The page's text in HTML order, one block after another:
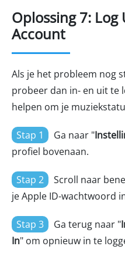
Oplossing 7:
Account
Als je het probleem nog
probeer dan in- en uit te
helpen om je
Stap 1 Ga naar "
profiel bovenaan.
Stap 2 Scroll naar
je Apple ID-wachtwoord
Stap 3 Ga terug naar "
In" om opnieuw in te